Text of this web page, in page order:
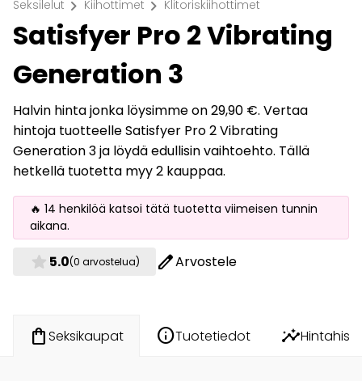
Seksilelut chevron_right Kiihottimet chevron_right Klitoriskiihottimet
Satisfyer Pro 2 Vibrating
Generation 3
Halvin hinta jonka löysimme on 29,90 €. Vertaa
hintoja tuotteelle Satisfyer Pro 2 Vibrating
Generation 3 ja löydä edullisin vaihtoehto. Tällä
hetkellä tuotetta myy 2 kauppaa.
🔥 14 henkilöä katsoi tätä tuotetta viimeisen tunnin
aikana.
star 5.0(0 arvostelua) editArvostele
shopping_bagSeksikaupat infoTuotetiedot insights